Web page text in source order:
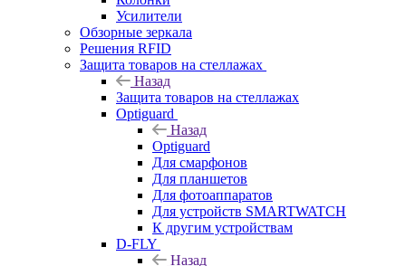
Усилители
Обзорные зеркала
Решения RFID
Защита товаров на стеллажах
Назад
Защита товаров на стеллажах
Optiguard
Назад
Optiguard
Для смарфонов
Для планшетов
Для фотоаппаратов
Для устройств SMARTWATCH
К другим устройствам
D-FLY
Назад